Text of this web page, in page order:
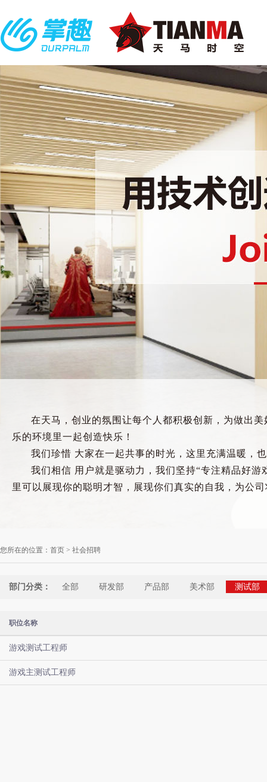
在天马，创业的氛围让每个人都积极创新，为做出
乐的环境里一起创造快乐！
我们珍惜 大家在一起共事的时光，这里充满温暖，
我们相信 用户就是驱动力，我们坚持“专注精品好
里可以展现你的聪明才智，展现你们真实的自我，为公
您所在的位置： 首页 > 社会招聘
部门分类： 全部 研发部 产品部 美术部 测试部
职位名称
游戏测试工程师
游戏主测试工程师